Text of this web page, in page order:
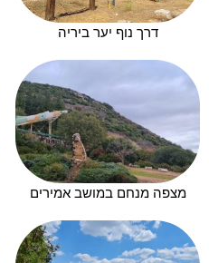
דרך נוף יער ביריה
מצפה מנחם במושב אמירים